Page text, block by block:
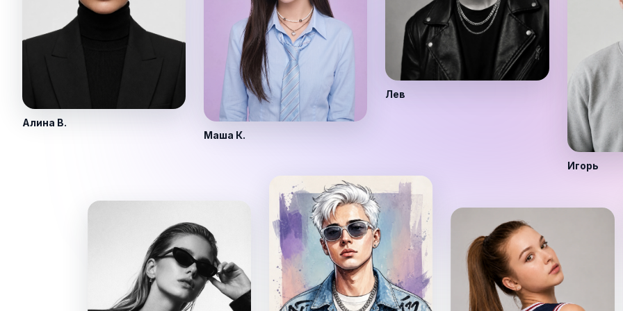
Алина В.
Маша К.
Лев
Игорь